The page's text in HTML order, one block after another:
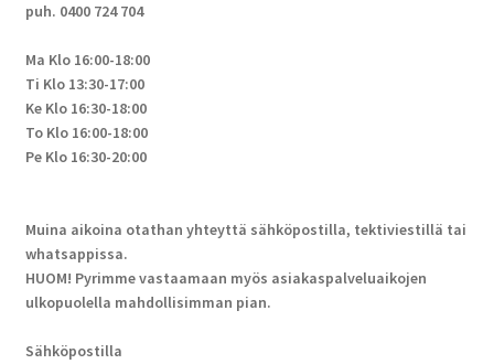
puh. 0400 724 704
Ma Klo 16:00-18:00
Ti Klo 13:30-17:00
Ke Klo 16:30-18:00
To Klo 16:00-18:00
Pe Klo 16:30-20:00
Muina aikoina otathan yhteyttä sähköpostilla, tektiviestillä tai
whatsappissa.
HUOM! Pyrimme vastaamaan myös asiakaspalveluaikojen
ulkopuolella mahdollisimman pian.
Sähköpostilla